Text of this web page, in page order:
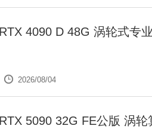
4090 D 48G 涡轮式专
2026/08/04
5090 32G FE公版 涡